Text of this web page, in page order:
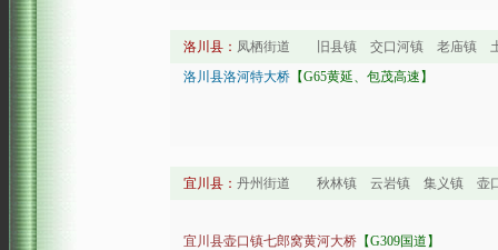
洛川县： 凤栖街道 旧县镇 交口河镇 老庙镇
洛川县洛河特大桥 【G65黄延、包茂高速】
宜川县： 丹州街道 秋林镇 云岩镇 集义镇 壶
宜川县壶口镇七郎窝黄河大桥 【G309国道】